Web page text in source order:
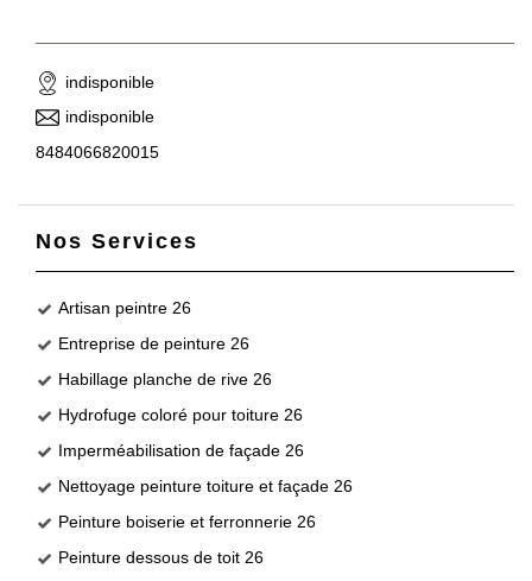
indisponible
indisponible
8484066820015
Nos Services
Artisan peintre 26
Entreprise de peinture 26
Habillage planche de rive 26
Hydrofuge coloré pour toiture 26
Imperméabilisation de façade 26
Nettoyage peinture toiture et façade 26
Peinture boiserie et ferronnerie 26
Peinture dessous de toit 26